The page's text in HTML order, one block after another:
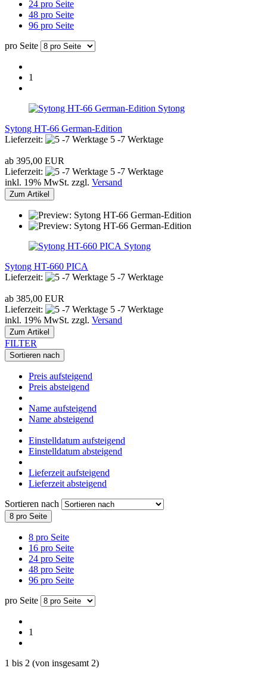
24 pro Seite
48 pro Seite
96 pro Seite
pro Seite
1
Sytong
Sytong HT-66 German-Edition
Lieferzeit:
5 -7 Werktage
ab 395,00 EUR
Lieferzeit:
5 -7 Werktage
inkl. 19% MwSt. zzgl. Versand
Zum Artikel
Sytong
Sytong HT-660 PICA
Lieferzeit:
5 -7 Werktage
ab 385,00 EUR
Lieferzeit:
5 -7 Werktage
inkl. 19% MwSt. zzgl. Versand
Zum Artikel
FILTER
Sortieren nach
Preis aufsteigend
Preis absteigend
Name aufsteigend
Name absteigend
Einstelldatum aufsteigend
Einstelldatum absteigend
Lieferzeit aufsteigend
Lieferzeit absteigend
Sortieren nach
8 pro Seite
8 pro Seite
16 pro Seite
24 pro Seite
48 pro Seite
96 pro Seite
pro Seite
1
1 bis 2 (von insgesamt 2)